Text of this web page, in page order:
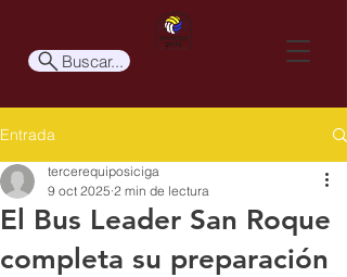
Buscar...
Entrada
El Bus Leader San Roque
completa su preparación
tercerequiposiciga
9 oct 2025 2 min de lectura